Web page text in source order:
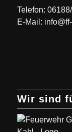
Telefon:
E-Mail:
Wir sind